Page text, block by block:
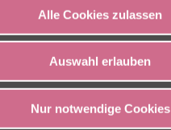
Alle Cookies zulassen
Auswahl erlauben
Nur notwendige Cookies